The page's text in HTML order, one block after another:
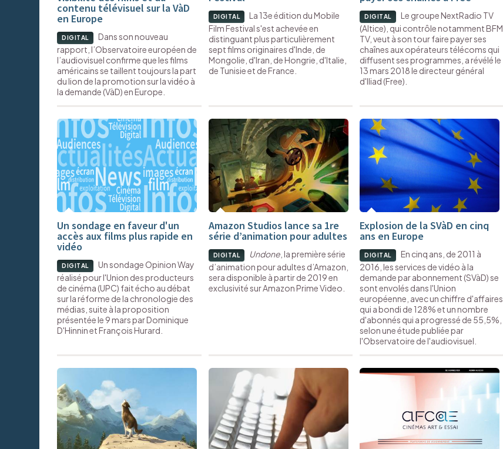
contenu télévisuel sur la VàD
en Europe
DIGITAL
Dans son nouveau
rapport, l’Observatoire européen de
l’audiovisuel confirme que les films
américains se taillent toujours la part
du lion de la promotion sur la vidéo à
la demande (VàD) en Europe.
DIGITAL
La 13e édition du Mobile
Film Festival s'est achevée en
distinguant plus particulièrement
sept films originaires d'Inde, de
Mongolie, d'Iran, de Hongrie, d'Italie,
de Tunisie et de France.
DIGITAL
Le groupe NextRadio TV
(Altice), qui contrôle notamment BFM
TV, veut à son tour faire payer ses
chaînes aux opérateurs télécoms qui
diffusent ses programmes, a révélé le
13 mars 2018 le directeur général
d'Iliad (Free).
Un sondage en faveur d'un
accès aux films plus rapide en
vidéo
DIGITAL
Un sondage Opinion Way
réalisé pour l'Union des producteurs
de cinéma (UPC) fait écho au débat
sur la réforme de la chronologie des
médias, suite à la proposition
présentée le 9 mars par Dominique
D'Hinnin et François Hurard.
Amazon Studios lance sa 1re
série d’animation pour adultes
DIGITAL Undone , la première série
d’animation pour adultes d’Amazon,
sera disponible à partir de 2019 en
exclusivité sur Amazon Prime Video.
Explosion de la SVàD en cinq
ans en Europe
DIGITAL
En cinq ans, de 2011 à
2016, les services de vidéo à la
demande par abonnement (SVàD) se
sont envolés dans l'Union
européenne, avec un chiffre d'affaires
qui a bondi de 128% et un nombre
d'abonnés qui a progressé de 55,5%,
selon une étude publiée par
l'Observatoire de l'audiovisuel.